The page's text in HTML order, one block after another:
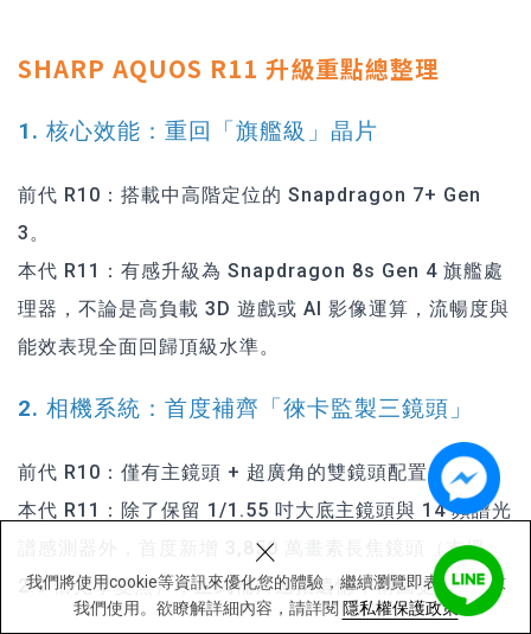
我們將使用cookie等資訊來優化您的體驗，繼續瀏覽即表示您同意
我們使用。欲瞭解詳細內容，請詳閱 隱私權保護政策
×
SHARP AQUOS R11 升級重點總整理
1. 核心效能：重回「旗艦級」晶片
前代 R10：搭載中高階定位的 Snapdragon 7+ Gen
3。
本代 R11：有感升級為 Snapdragon 8s Gen 4 旗艦處
理器，不論是高負載 3D 遊戲或 AI 影像運算，流暢度與
能效表現全面回歸頂級水準。
2. 相機系統：首度補齊「徠卡監製三鏡頭」
前代 R10：僅有主鏡頭 + 超廣角的雙鏡頭配置。
本代 R11：除了保留 1/1.55 吋大底主鏡頭與 14 頻譜光
譜感測器外，首度新增 3,850 萬畫素長焦鏡頭（支援
2.9 倍光學變焦），正式補齊遠拍遺憾，構圖更彈性。